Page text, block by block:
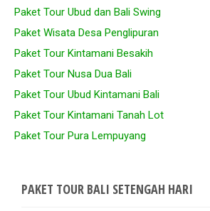
Paket Tour Ubud dan Bali Swing
Paket Wisata Desa Penglipuran
Paket Tour Kintamani Besakih
Paket Tour Nusa Dua Bali
Paket Tour Ubud Kintamani Bali
Paket Tour Kintamani Tanah Lot
Paket Tour Pura Lempuyang
PAKET TOUR BALI SETENGAH HARI